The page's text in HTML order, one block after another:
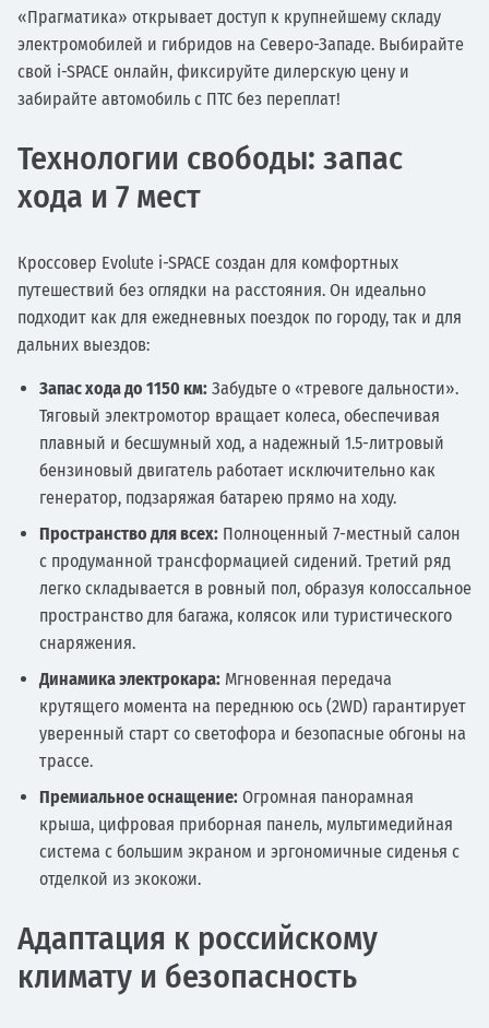
«Прагматика» открывает доступ к крупнейшему складу
электромобилей и гибридов на Северо-Западе. Выбирайте
свой i-SPACE онлайн, фиксируйте дилерскую цену и
забирайте автомобиль с ПТС без переплат!
Технологии свободы: запас
хода и 7 мест
Кроссовер Evolute i-SPACE создан для комфортных
путешествий без оглядки на расстояния. Он идеально
подходит как для ежедневных поездок по городу, так и для
дальних выездов:
Запас хода до 1150 км: Забудьте о «тревоге дальности».
Тяговый электромотор вращает колеса, обеспечивая
плавный и бесшумный ход, а надежный 1.5-литровый
бензиновый двигатель работает исключительно как
генератор, подзаряжая батарею прямо на ходу.
Пространство для всех: Полноценный 7-местный салон
с продуманной трансформацией сидений. Третий ряд
легко складывается в ровный пол, образуя колоссальное
пространство для багажа, колясок или туристического
снаряжения.
Динамика электрокара: Мгновенная передача
крутящего момента на переднюю ось (2WD) гарантирует
уверенный старт со светофора и безопасные обгоны на
трассе.
Премиальное оснащение: Огромная панорамная
крыша, цифровая приборная панель, мультимедийная
система с большим экраном и эргономичные сиденья с
отделкой из экокожи.
Адаптация к российскому
климату и безопасность